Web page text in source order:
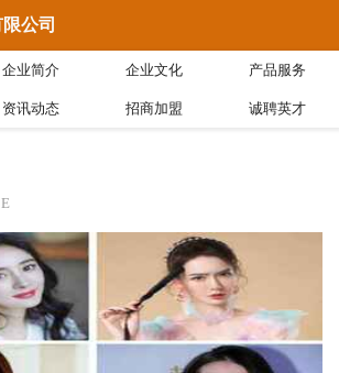
公司
企业简介 企业文化 产品服务
资讯动态 招商加盟 诚聘英才